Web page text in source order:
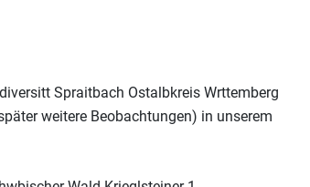
weitere Beobachtungen) in unserem